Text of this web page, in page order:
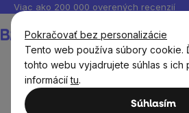
Pokračovať bez personalizácie
Tento web používa súbory cookie.
tohto webu vyjadrujete súhlas s ich
informáciítu.
Súhlasím
Prejsť
obsah
Viac ako 200 000 overených recenzií
Zdravé črevo je základ